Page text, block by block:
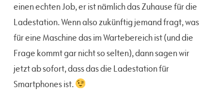
einen echten Job, er ist nämlich das Zuhause für die
Ladestation. Wenn also zukünftig jemand fragt, was
für eine Maschine das im Wartebereich ist (und die
Frage kommt gar nicht so selten), dann sagen wir
jetzt ab sofort, dass das die Ladestation für
Smartphones ist.